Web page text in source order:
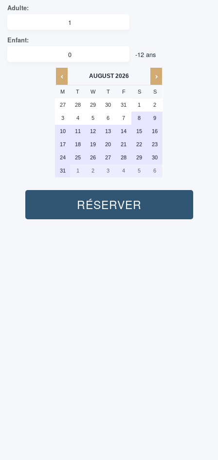
Adulte:
AUGUST 2026
M T W T F S S
27 28 29 30 31 1 2
3 4 5 6 7 8 9
10 11 12 13 14 15 16
17 18 19 20 21 22 23
24 25 26 27 28 29 30
31 1 2 3 4 5 6
RÉSERVER